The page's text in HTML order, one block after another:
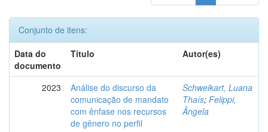
Conjunto de itens:
Data do
documento
Título Autor(es)
2023
Análise do discurso da
comunicação de mandato
com ênfase nos recursos
de gênero no perfil
Schweikart, Luana
Thaís; Felippi,
Ângela